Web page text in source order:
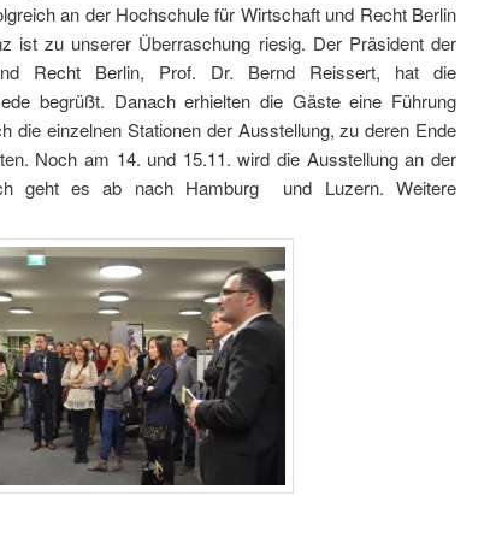
an der Hochschule für Wirtschaft und Recht Berlin
ist zu unserer Überraschung riesig. Der Präsident der
Recht Berlin, Prof. Dr. Bernd Reissert, hat die
begrüßt. Danach erhielten die Gäste eine Führung
die einzelnen Stationen der Ausstellung, zu deren Ende
Noch am 14. und 15.11. wird die Ausstellung an der
geht es ab nach Hamburg und Luzern. Weitere